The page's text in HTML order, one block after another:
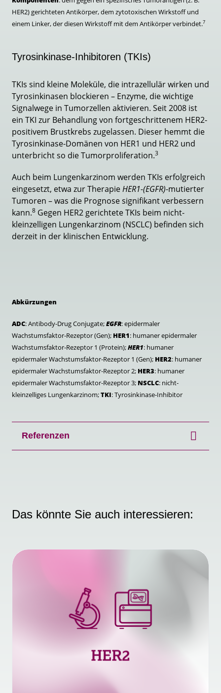
HER2) gerichteten Antikörper, dem zytotoxischen Wirkstoff und
einem Linker, der diesen Wirkstoff mit dem Antikörper verbindet.7
Tyrosinkinase-Inhibitoren (TKIs)
TKIs sind kleine Moleküle, die intrazellulär wirken und
Tyrosinkinasen blockieren – Enzyme, die wichtige
Signalwege in Tumorzellen aktivieren. Seit 2008 ist
ein TKI zur Behandlung von fortgeschrittenem HER2-
positivem Brustkrebs zugelassen. Dieser hemmt die
Tyrosinkinase-Domänen von HER1 und HER2 und
unterbricht so die Tumorproliferation.3
Auch beim Lungenkarzinom werden TKIs erfolgreich
eingesetzt, etwa zur TherapieHER1-(EGFR)-mutierter
Tumoren – was die Prognose signifikant verbessern
kann.8 Gegen HER2 gerichtete TKIs beim nicht-
kleinzelligen Lungenkarzinom (NSCLC) befinden sich
derzeit in der klinischen Entwicklung.
Abkürzungen
ADC: Antibody-Drug Conjugate;EGFR: epidermaler
Wachstumsfaktor-Rezeptor (Gen); HER1: humaner epidermaler
Wachstumsfaktor-Rezeptor 1 (Protein);HER1: humaner
epidermaler Wachstumsfaktor-Rezeptor 1 (Gen); HER2: humaner
epidermaler Wachstumsfaktor-Rezeptor 2; HER3: humaner
epidermaler Wachstumsfaktor-Rezeptor 3; NSCLC: nicht-
kleinzelliges Lungenkarzinom;TKI: Tyrosinkinase-Inhibitor
Referenzen
Das könnte Sie auch interessieren: